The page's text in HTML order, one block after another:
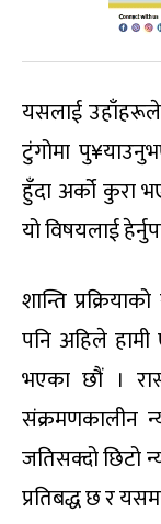
यसलाई उहाँहरूले
टुंगोमा
हुँदा अर्को कुरा
यो विषयलाई
शान्ति
पनि अहिले
भएका छौं ।
संक्रमणकालीन
जतिसक्दो छिटो
प्रतिबद्ध छ र